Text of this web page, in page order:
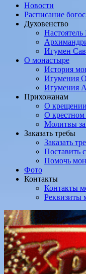
Новости
Расписание
Духовенство
Игумен
О монастыре
История
Игумения
Игумения
Прихожанам
О крещении
О крестном
Молитвы
Заказать требы
Заказать
Поставить
Помочь
Фото
Контакты
Контакты
Реквизиты